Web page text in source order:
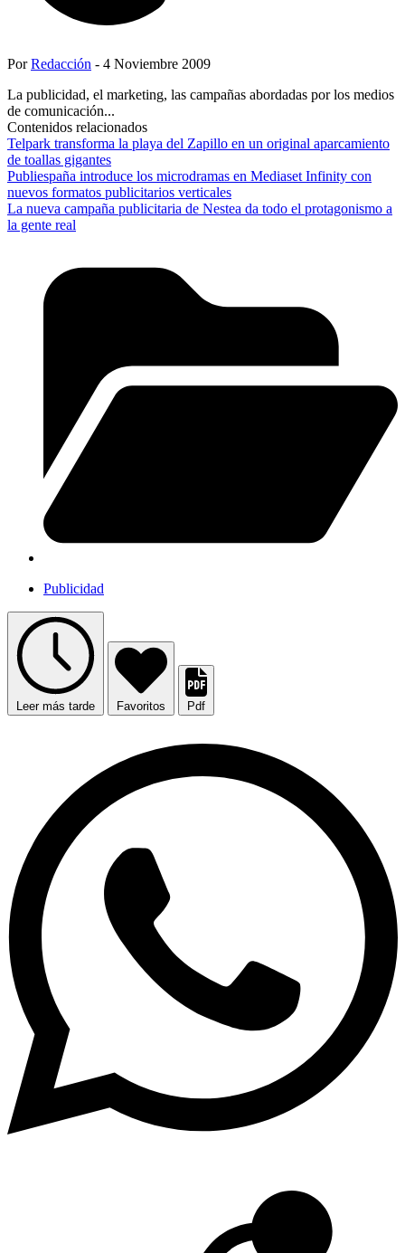
PorRedacción - 4 Noviembre 2009
La publicidad, el marketing, las campañas abordadas por los medios
de comunicación...
Contenidos relacionados
Telpark transforma la playa del Zapillo en un original aparcamiento
de toallas gigantes
Publiespaña introduce los microdramas en Mediaset Infinity con
nuevos formatos publicitarios verticales
La nueva campaña publicitaria de Nestea da todo el protagonismo a
la gente real
Publicidad
Leer más tarde Favoritos Pdf